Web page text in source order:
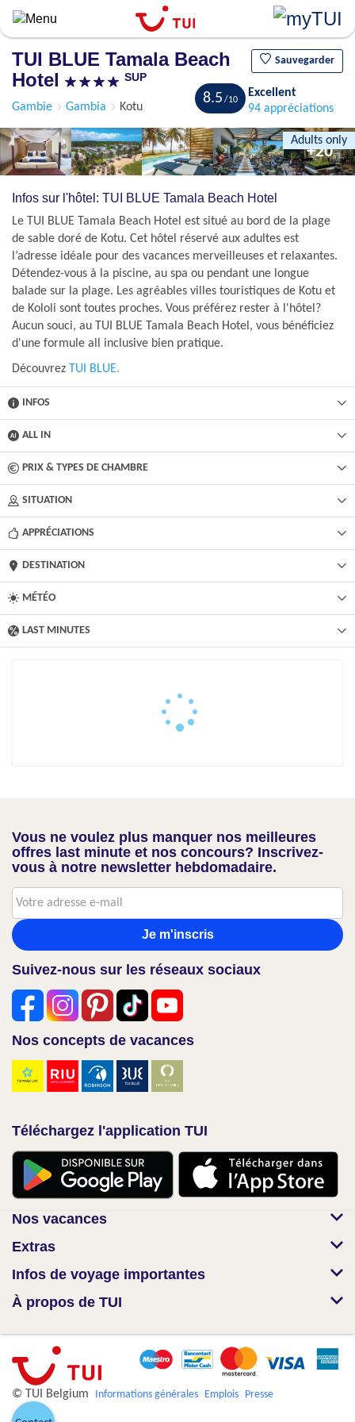
Aller
au
principal
TUI BLUE Tamala Beach
Hotel
SUP
Sauvegarder
Gambie Gambia Kotu
Adults only
8.5
Excellent
94 appréciations
+20
Infos sur l'hôtel: TUI BLUE Tamala Beach Hotel
Le TUI BLUE Tamala Beach Hotel est situé au bord de la plage
de sable doré de Kotu. Cet hôtel réservé aux adultes est
l’adresse idéale pour des vacances merveilleuses et relaxantes.
Détendez-vous à la piscine, au spa ou pendant une longue
balade sur la plage. Les agréables villes touristiques de Kotu et
de Kololi sont toutes proches. Vous préférez rester à l'hôtel?
Aucun souci, au TUI BLUE Tamala Beach Hotel, vous bénéficiez
d'une formule all inclusive bien pratique.
Découvrez TUI BLUE.
INFOS
ALL IN
PRIX & TYPES DE CHAMBRE
SITUATION
APPRÉCIATIONS
DESTINATION
MÉTÉO
LAST MINUTES
Vous ne voulez plus manquer nos meilleures
offres last minute et nos concours? Inscrivez-
vous à notre newsletter hebdomadaire.
Je m'inscris
Suivez-nous sur les réseaux sociaux
Nos concepts de vacances
Téléchargez l'application TUI
Nos vacances
Extras
Infos de voyage importantes
À propos de TUI
© TUI Belgium Informations générales Emplois Presse